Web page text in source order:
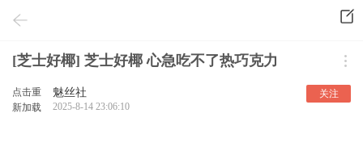
[芝士好椰] 芝士好椰 心急吃不了热巧克力
点击重
新加载
魅丝社
2025-8-14 23:06:10
关注